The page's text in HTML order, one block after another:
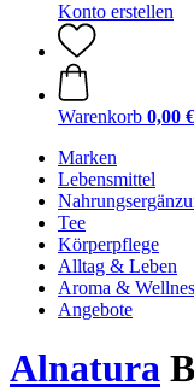
Konto erstellen
Warenkorb 0,00 €
Marken
Lebensmittel
Tee
Körperpflege
Alltag & Leben
Aroma &
Angebote
Alnatura